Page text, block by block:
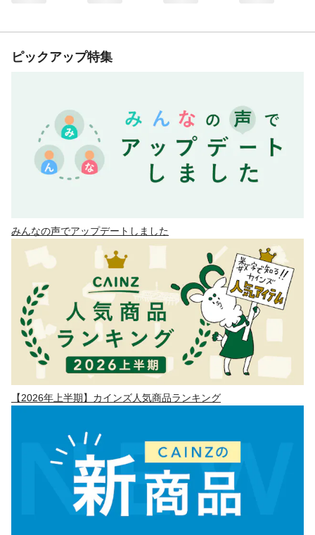
ピックアップ特集
みんなの声でアップデートしました
【2026年上半期】カインズ人気商品ランキング